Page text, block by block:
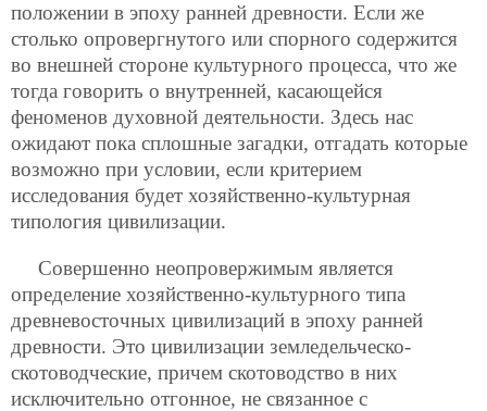
положении в эпоху ранней древности. Если же
столько опровергнутого или спорного содержится
во внешней стороне культурного процесса, что же
тогда говорить о внутренней, касающейся
феноменов духовной деятельности. Здесь нас
ожидают пока сплошные загадки, отгадать которые
возможно при условии, если критерием
исследования будет хозяйственно-культурная
типология цивилизации.
Совершенно неопровержимым является
определение хозяйственно-культурного типа
древневосточных цивилизаций в эпоху ранней
древности. Это цивилизации земледельческо-
скотоводческие, причем скотоводство в них
исключительно отгонное, не связанное с